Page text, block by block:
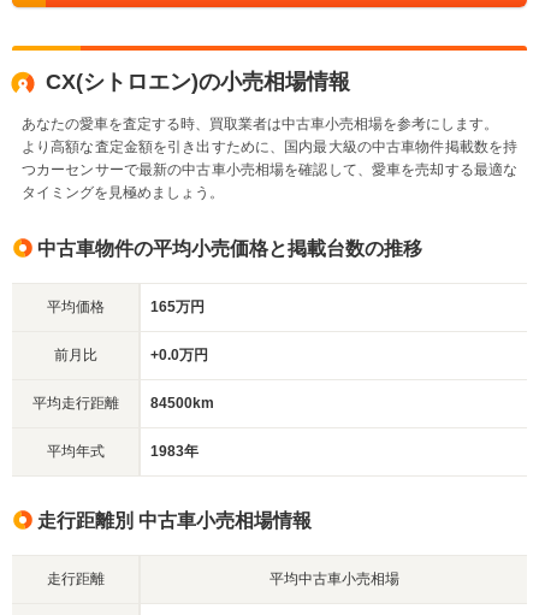
CX(シトロエン)の小売相場情報
あなたの愛車を査定する時、買取業者は中古車小売相場を参考にします。
より高額な査定金額を引き出すために、国内最大級の中古車物件掲載数を持
つカーセンサーで最新の中古車小売相場を確認して、愛車を売却する最適な
タイミングを見極めましょう。
中古車物件の平均小売価格と掲載台数の推移
平均価格 165万円
前月比 +0.0万円
平均走行距離 84500km
平均年式 1983年
走行距離別 中古車小売相場情報
走行距離 平均中古車小売相場